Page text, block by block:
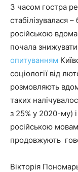
З часом гостра
стабілізувалася
російською
почала
опитуванням
соціології від
розмовляють
таких
з 25% у 2020-му)
російською
продовжують
Вікторія